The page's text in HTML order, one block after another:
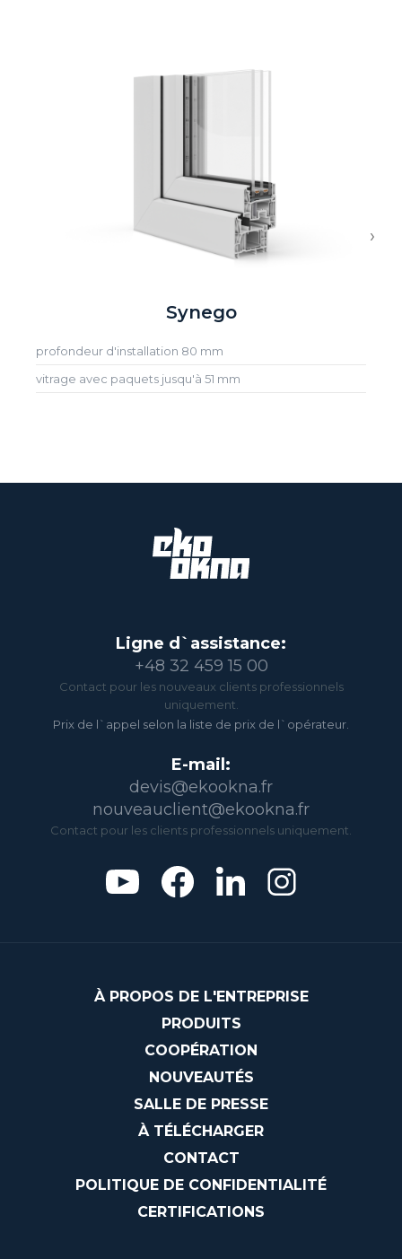
Synego
profondeur d'installation 80 mm
vitrage avec paquets jusqu'à 51 mm
›
Ligne d`assistance:
+48 32 459 15 00
Contact pour les nouveaux clients professionnels
uniquement.
Prix de l`appel selon la liste de prix de l`opérateur.
E-mail:
devis@ekookna.fr
nouveauclient@ekookna.fr
Contact pour les clients professionnels uniquement.
À PROPOS DE L'ENTREPRISE
PRODUITS
COOPÉRATION
NOUVEAUTÉS
SALLE DE PRESSE
À TÉLÉCHARGER
CONTACT
POLITIQUE DE CONFIDENTIALITÉ
CERTIFICATIONS